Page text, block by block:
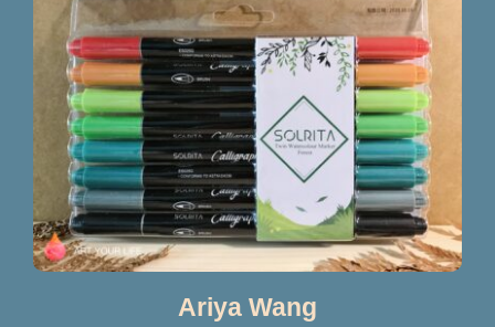
Ariya Wang